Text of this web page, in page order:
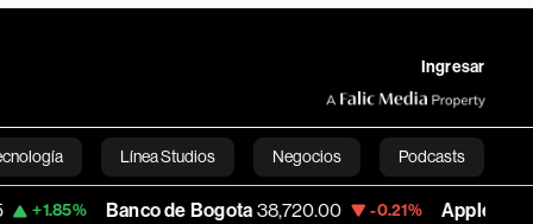
Ingresar
Línea Studios Negocios Podcasts
English
Banco de Bogota 38,720.00 -0.21% Apple 310.94